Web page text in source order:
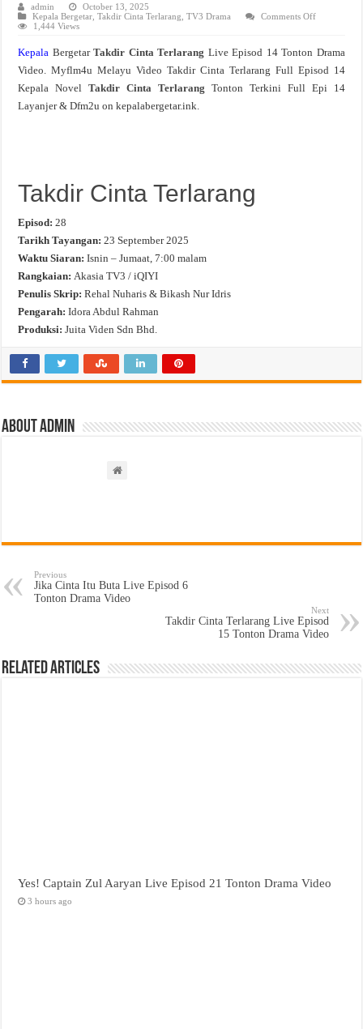
admin
October 13, 2025
Kepala Bergetar ,Takdir Cinta Terlarang ,TV3 Drama Comments Offon
Live
14
Tonton
Drama
1,444 Views
Kepala BergetarTakdir Cinta Terlarang Live Episod 14 Tonton Drama
Video. Myflm4u Melayu Video Takdir Cinta Terlarang Full Episod 14
Kepala Novel Takdir Cinta Terlarang Tonton Terkini Full Epi 14
Layanjer & Dfm2u on kepalabergetar.ink.
Takdir Cinta Terlarang
Episod: 28
Tarikh Tayangan: 23 September 2025
Waktu Siaran: Isnin – Jumaat, 7:00 malam
Rangkaian: Akasia TV3 / iQIYI
Penulis Skrip: Rehal Nuharis & Bikash Nur Idris
Pengarah: Idora Abdul Rahman
Produksi: Juita Viden Sdn Bhd.
About admin
Previous
Jika Cinta Itu Buta Live Episod 6
Tonton Drama Video
Next
Takdir Cinta Terlarang Live Episod
15 Tonton Drama Video
Related Articles
Yes! Captain Zul Aaryan Live Episod 21 Tonton Drama Video
3 hours ago